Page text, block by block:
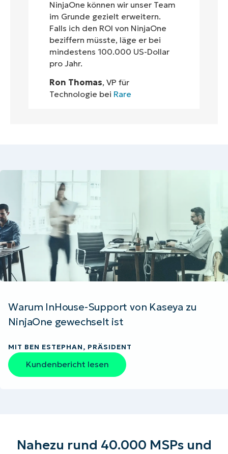
NinjaOne können wir unser Team
im Grunde gezielt erweitern.
Falls ich den ROI von NinjaOne
beziffern müsste, läge er bei
mindestens 100.000 US-Dollar
pro Jahr.
Ron Thomas, VP für
Technologie bei Rare
Warum InHouse-Support von Kaseya zu
NinjaOne gewechselt ist
MIT BEN ESTEPHAN, PRÄSIDENT
Kundenbericht lesen
Nahezu rund 40.000 MSPs und